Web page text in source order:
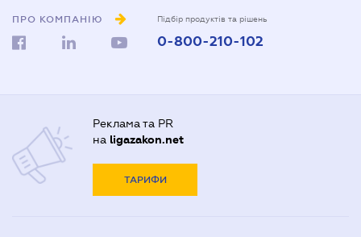
ПРО КОМПАНІЮ Підбір продуктів та рішень
0-800-210-102
Реклама та PR
на ligazakon.net
ТАРИФИ